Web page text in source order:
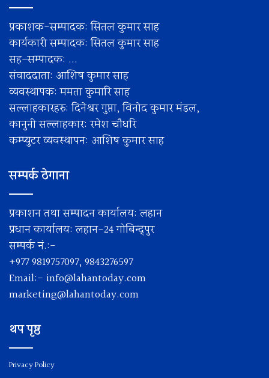
प्रकाशक-सम्पादक: सितल कुमार साह
कार्यकारी सम्पादक: सितल कुमार साह
सह–सम्पादक: ...
संवाददाता: आशिष कुमार साह
व्यवस्थापक: ममता कुमारि साह
सल्लाहकारहरु: दिनेश्वर गुप्ता, विनोद कुमार मंडल,
कानुनी सल्लाहकार: रमेश चाैधरि
कम्प्युटर व्यवस्थापन: आशिष कुमार साह
सम्पर्क ठेगाना
प्रकाशन तथा सम्पादन कार्यालय: लहान
प्रधान कार्यालय: लहान-24 गोबिन्द्पुर
सम्पर्क नं.:-
+977 9819757097, 9843276597
Email:- info@lahantoday.com
marketing@lahantoday.com
थप पृष्ठ
Privacy Policy